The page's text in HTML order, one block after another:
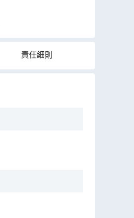
責任細則